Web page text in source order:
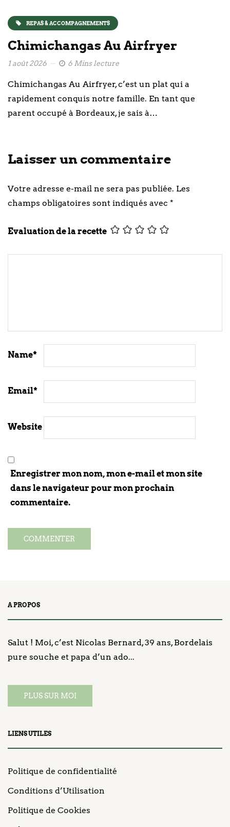
REPAS & ACCOMPAGNEMENTS
Chimichangas Au Airfryer
1 août 2026 6 Mins lecture
Chimichangas Au Airfryer, c’est un plat qui a
rapidement conquis notre famille. En tant que
parent occupé à Bordeaux, je sais à…
Laisser un commentaire
Votre adresse e-mail ne sera pas publiée. Les
champs obligatoires sont indiqués avec *
Evaluation de la recette
Name*
Email*
Website
Enregistrer mon nom, mon e-mail et mon site
dans le navigateur pour mon prochain
commentaire.
A PROPOS
Salut ! Moi, c’est Nicolas Bernard, 39 ans, Bordelais
pure souche et papa d’un ado...
PLUS SUR MOI
LIENS UTILES
Politique de confidentialité
Conditions d’Utilisation
Politique de Cookies